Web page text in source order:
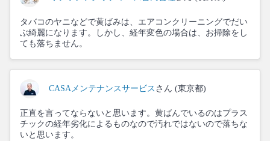
タバコのヤニなどで黄ばみは、エアコンクリーニングでだい
ぶ綺麗になります。しかし、経年変色の場合は、お掃除をし
ても落ちません。
CASAメンテナンスサービス さん (東京都)
正直を言ってならないと思います。黄ばんでいるのはプラス
チックの経年劣化によるものなので汚れではないので落ちな
いと思います。